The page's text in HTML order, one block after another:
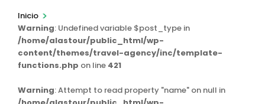
Inicio >
Warning: Undefined variable $post_type in
/home/alastour/public_html/wp-
content/themes/travel-agency/inc/template-
functions.php on line 421
Warning: Attempt to read property "name" on null in